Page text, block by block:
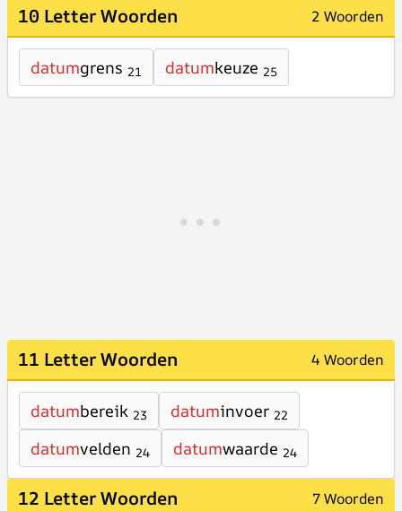
10 Letter Woorden 2 Woorden
datumgrens 21 datumkeuze 25
11 Letter Woorden 4 Woorden
datumbereik 23 datuminvoer 22
datumvelden 24 datumwaarde 24
12 Letter Woorden 7 Woorden